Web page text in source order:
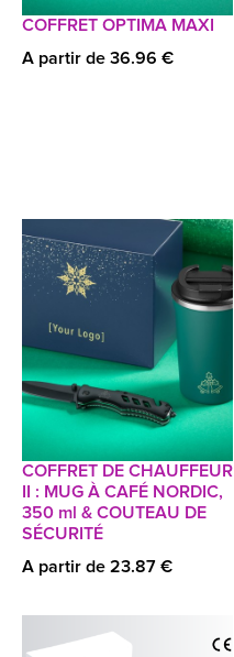
COFFRET OPTIMA MAXI
A partir de 36.96 €
COFFRET DE CHAUFFEUR
II : MUG À CAFÉ NORDIC,
350 ml & COUTEAU DE
SÉCURITÉ
A partir de 23.87 €